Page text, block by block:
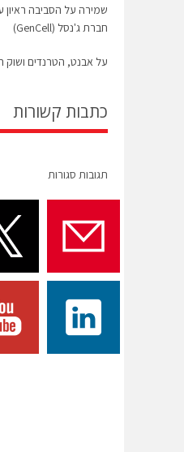
שמירה על הסביבה
חברת ג'נסל (GenCell)
על אבנט, הטרנדים ושוק
כתבות קשורות
תגובות סגורות